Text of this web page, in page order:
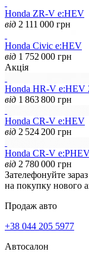
Honda ZR-V e:HEV
від 2 111 000 грн
Honda Civic e:HEV
від 1 752 000 грн
Акція
Honda HR-V e:HEV
від 1 863 800 грн
Honda CR-V e:HEV
від 2 524 200 грн
Honda CR-V
від 2 780 000 грн
Зателефонуйте
на покупку нового
Продаж авто
+38 044 205 5977
Автосалон